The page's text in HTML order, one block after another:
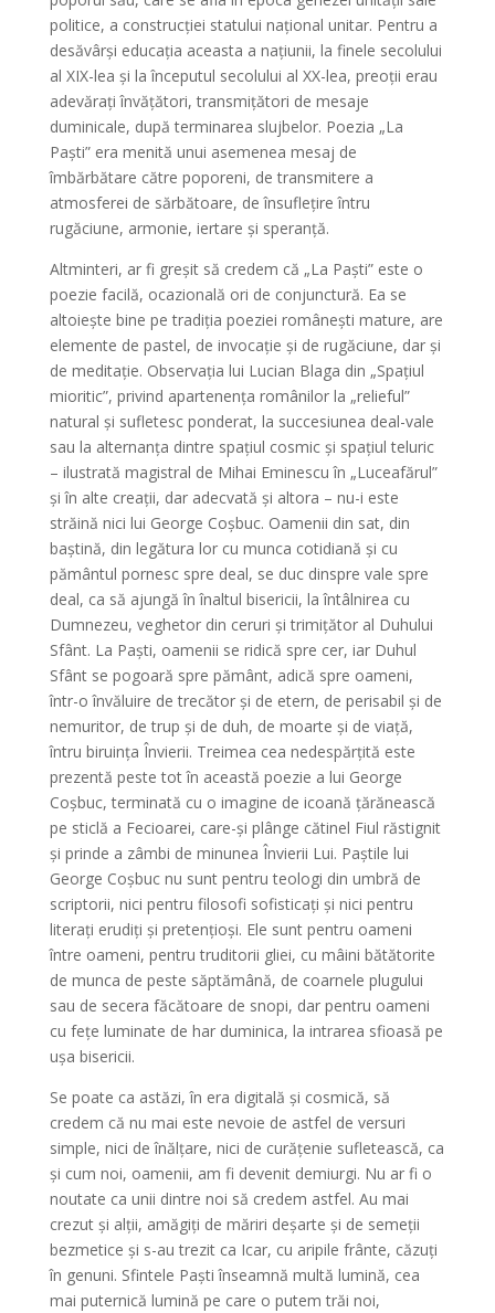
politice, a construcției statului național unitar. Pentru a
desăvârși educația aceasta a națiunii, la finele secolului
al XIX-lea și la începutul secolului al XX-lea, preoții erau
adevărați învățători, transmițători de mesaje
duminicale, după terminarea slujbelor. Poezia „La
Paști” era menită unui asemenea mesaj de
îmbărbătare către poporeni, de transmitere a
atmosferei de sărbătoare, de însuflețire întru
rugăciune, armonie, iertare și speranță.
Altminteri, ar fi greșit să credem că „La Paști” este o
poezie facilă, ocazională ori de conjunctură. Ea se
altoiește bine pe tradiția poeziei românești mature, are
elemente de pastel, de invocație și de rugăciune, dar și
de meditație. Observația lui Lucian Blaga din „Spațiul
mioritic”, privind apartenența românilor la „relieful”
natural și sufletesc ponderat, la succesiunea deal-vale
sau la alternanța dintre spațiul cosmic și spațiul teluric
– ilustrată magistral de Mihai Eminescu în „Luceafărul”
și în alte creații, dar adecvată și altora – nu-i este
străină nici lui George Coșbuc. Oamenii din sat, din
baștină, din legătura lor cu munca cotidiană și cu
pământul pornesc spre deal, se duc dinspre vale spre
deal, ca să ajungă în înaltul bisericii, la întâlnirea cu
Dumnezeu, veghetor din ceruri și trimițător al Duhului
Sfânt. La Paști, oamenii se ridică spre cer, iar Duhul
Sfânt se pogoară spre pământ, adică spre oameni,
într-o învăluire de trecător și de etern, de perisabil și de
nemuritor, de trup și de duh, de moarte și de viață,
întru biruința Învierii. Treimea cea nedespărțită este
prezentă peste tot în această poezie a lui George
Coșbuc, terminată cu o imagine de icoană țărănească
pe sticlă a Fecioarei, care-și plânge cătinel Fiul răstignit
și prinde a zâmbi de minunea Învierii Lui. Paștile lui
George Coșbuc nu sunt pentru teologi din umbră de
scriptorii, nici pentru filosofi sofisticați și nici pentru
literați erudiți și pretențioși. Ele sunt pentru oameni
între oameni, pentru truditorii gliei, cu mâini bătătorite
de munca de peste săptămână, de coarnele plugului
sau de secera făcătoare de snopi, dar pentru oameni
cu fețe luminate de har duminica, la intrarea sfioasă pe
ușa bisericii.
Se poate ca astăzi, în era digitală și cosmică, să
credem că nu mai este nevoie de astfel de versuri
simple, nici de înălțare, nici de curățenie sufletească, ca
și cum noi, oamenii, am fi devenit demiurgi. Nu ar fi o
noutate ca unii dintre noi să credem astfel. Au mai
crezut și alții, amăgiți de măriri deșarte și de semeții
bezmetice și s-au trezit ca Icar, cu aripile frânte, căzuți
în genuni. Sfintele Paști înseamnă multă lumină, cea
mai puternică lumină pe care o putem trăi noi,